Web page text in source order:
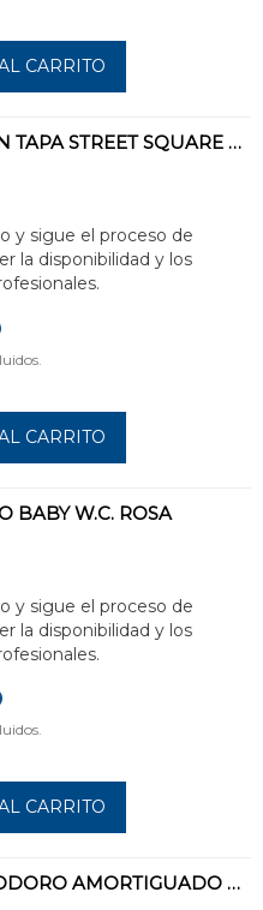
CARRITO
TANQUE CON TAPA STREET SQUARE LATERAL 3/4,5l BLANCO
y sigue el proceso de
la disponibilidad y los
CARRITO
BABY W.C. ROSA
y sigue el proceso de
la disponibilidad y los
CARRITO
ASIENTO INODORO AMORTIGUADO EMMA SQUARE